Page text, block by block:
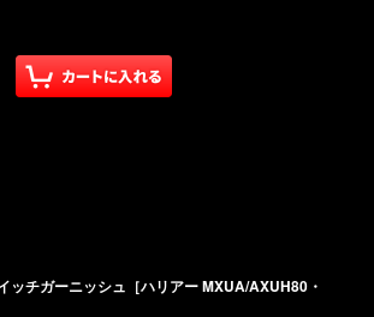
ッチガーニッシュ［ハリアー MXUA/AXUH80・